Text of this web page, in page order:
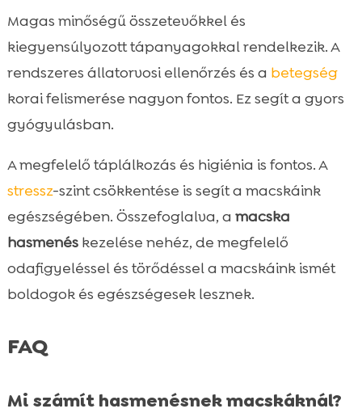
Magas minőségű összetevőkkel és
kiegyensúlyozott tápanyagokkal rendelkezik. A
rendszeres állatorvosi ellenőrzés és a betegség
korai felismerése nagyon fontos. Ez segít a gyors
gyógyulásban.
A megfelelő táplálkozás és higiénia is fontos. A
stressz-szint csökkentése is segít a macskáink
egészségében. Összefoglalva, a macska
hasmenéskezelése nehéz, de megfelelő
odafigyeléssel és törődéssel a macskáink ismét
boldogok és egészségesek lesznek.
FAQ
Mi számít hasmenésnek macskáknál?